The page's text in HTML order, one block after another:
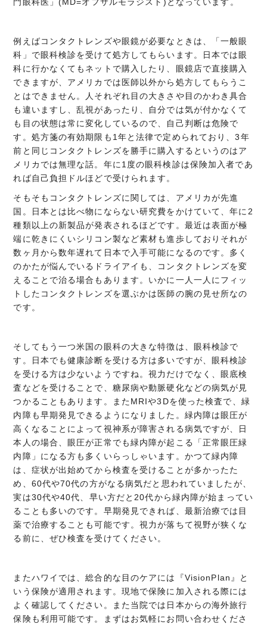
門眼科医」(MD=オフサルモラジスト)となっています。
例えばコンタクトレンズや眼鏡が必要なときは、「一般眼
科」で眼科検診を受けて処方してもらいます。日本では眼
科に行かなくてもネットで購入したり、眼鏡店で直接購入
できますが、アメリカでは医師以外から処方してもらうこ
とはできません。人それぞれ目の大きさや目のかわき具合
も違いますし、乱視があったり、自分では気が付かなくて
も目の状態は常に変化しているので、自己判断は危険で
す。処方箋の有効期限も1年と法律で定められており、3年
前と同じコンタクトレンズを勝手に購入するというのはア
メリカでは無理な話。年に1度の眼科検診は保険加入者であ
れば自己負担ドルほどで受けられます。
そもそもコンタクトレンズに関しては、アメリカが先進
国。日本とは比べ物にならない研究費をかけていて、年に2
種類以上の新製品が発表されるほどです。最近は表面が極
端に乾きにくいシリコン製など素材も進歩しておりそれが
数ヶ月から数年遅れて日本で入手可能になるのです。多く
のかたが悩んでいるドライアイも、コンタクトレンズを変
えることで治る場合もあります。いかに一人一人にフィッ
トしたコンタクトレンズを選ぶかは医師の腕の見せ所なの
です。
そしてもう一つ米国の眼科の大きな特徴は、眼科検診で
す。日本でも健康診断を受ける方は多いですが、眼科検診
を受ける方は少ないようですね。視力だけでなく、眼底検
査などを受けることで、糖尿病や動脈硬化などの病気が見
つかることもあります。またMRIや3Dを使った検査で、緑
内障も早期発見できるようになりました。緑内障は眼圧が
高くなることによって視神系が障害される病気ですが、日
本人の場合、眼圧が正常でも緑内障が起こる「正常眼圧緑
内障」になる方も多くいらっしゃいます。かつて緑内障
は、症状が出始めてから検査を受けることが多かったた
め、60代や70代の方がなる病気だと思われていましたが、
実は30代や40代、早い方だと20代から緑内障が始まってい
ることも多いのです。早期発見できれば、最新治療では目
薬で治療することも可能です。視力が落ちて視野が狭くな
る前に、ぜひ検査を受けてください。
またハワイでは、総合的な目のケアには『VisionPlan』と
いう保険が適用されます。現地で保険に加入される際には
よく確認してください。また当院では日本からの海外旅行
保険も利用可能です。まずはお気軽にお問い合わせくださ